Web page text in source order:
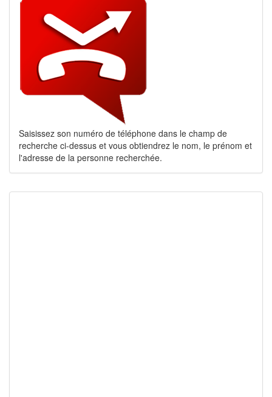
Saisissez son numéro de téléphone dans le champ de
recherche ci-dessus et vous obtiendrez le nom, le prénom et
l'adresse de la personne recherchée.